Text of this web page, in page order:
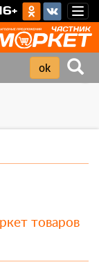
товаров
›